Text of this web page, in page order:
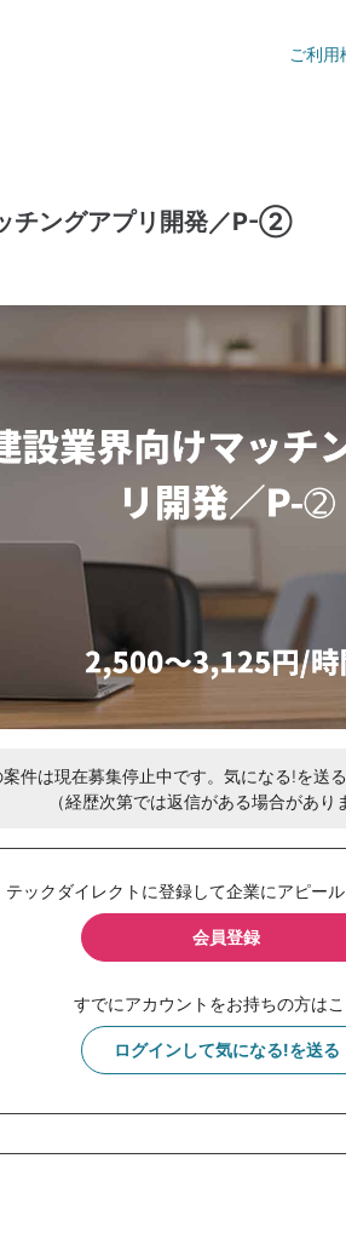
ご利用
チングアプリ開発／P-➁
案件は現在募集停止中です。気になる!を送
（経歴次第では返信がある場合があり
テックダイレクトに登録して企業にアピー
会員登録
すでにアカウントをお持ちの方は
ログインして気になる!を送る